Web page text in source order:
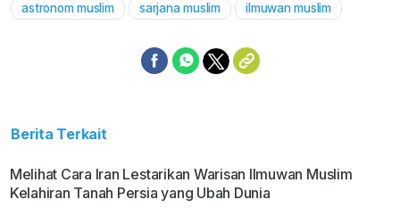
astronom muslim sarjana muslim ilmuwan muslim
Berita Terkait
Melihat Cara Iran Lestarikan Warisan Ilmuwan Muslim
Kelahiran Tanah Persia yang Ubah Dunia